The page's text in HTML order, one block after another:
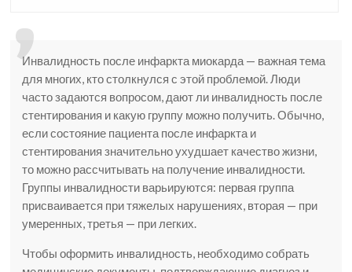
Инвалидность после инфаркта миокарда — важная тема
для многих, кто столкнулся с этой проблемой. Люди
часто задаются вопросом, дают ли инвалидность после
стентирования и какую группу можно получить. Обычно,
если состояние пациента после инфаркта и
стентирования значительно ухудшает качество жизни,
то можно рассчитывать на получение инвалидности.
Группы инвалидности варьируются: первая группа
присваивается при тяжелых нарушениях, вторая — при
умеренных, третья — при легких.
Чтобы оформить инвалидность, необходимо собрать